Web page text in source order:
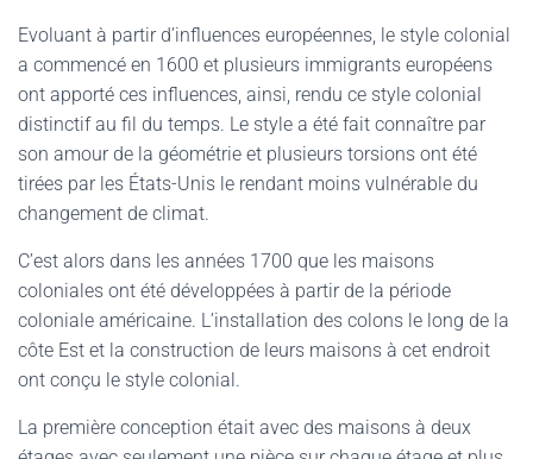
Evoluant à partir d’influences européennes, le style colonial
a commencé en 1600 et plusieurs immigrants européens
ont apporté ces influences, ainsi, rendu ce style colonial
distinctif au fil du temps. Le style a été fait connaître par
son amour de la géométrie et plusieurs torsions ont été
tirées par les États-Unis le rendant moins vulnérable du
changement de climat.
C’est alors dans les années 1700 que les maisons
coloniales ont été développées à partir de la période
coloniale américaine. L’installation des colons le long de la
côte Est et la construction de leurs maisons à cet endroit
ont conçu le style colonial.
La première conception était avec des maisons à deux